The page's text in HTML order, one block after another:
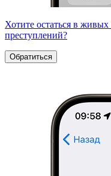
Хотите остаться в
преступлений?
Обратиться